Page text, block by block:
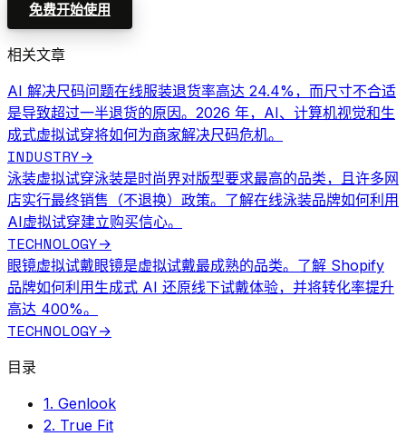
免费开始使用
相关文章
AI 解决尺码问题在线服装退货率高达 24.4%，而尺寸不合适
是导致超过一半退货的原因。2026 年，AI、计算机视觉和生
成式虚拟试穿将如何为商家解决尺码危机。
INDUSTRY→
泳装虚拟试穿泳装是时尚界对版型要求最高的品类，且许多网
店实行最终销售（不退换）政策。了解在线泳装品牌如何利用
AI虚拟试穿建立购买信心。
TECHNOLOGY→
眼镜虚拟试戴眼镜是虚拟试戴最成熟的品类。了解 Shopify
品牌如何利用生成式 AI 还原线下试戴体验，并将转化率提升
高达 400%。
TECHNOLOGY→
目录
1. Genlook
2. True Fit